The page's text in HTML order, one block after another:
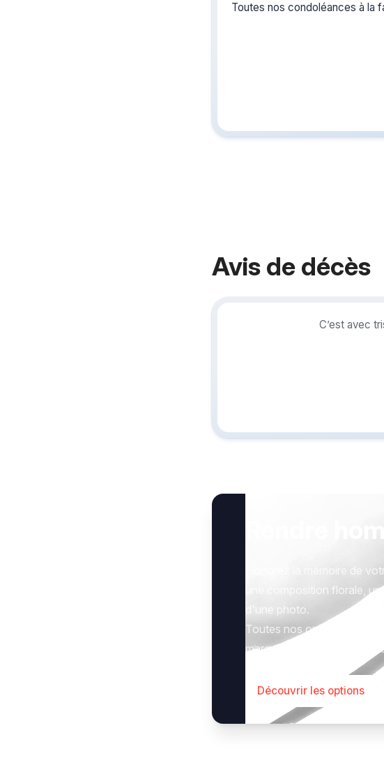
Toutes nos condoléances à la
Avis de décès
C’est avec
Rendre
Honorez la mémoire de
une composition florale,
d'une photo.
Toutes nos options sont
marquer le geste qui
Découvrir les options